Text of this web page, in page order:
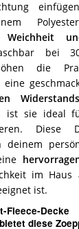
Polyester-
Weichheit
bei
die
ist sie ideal
Diese
deinem
im
ist.
Fleece-Decke
diese